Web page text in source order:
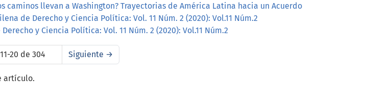
caminos llevan a Washington? Trayectorias de América Latina hacia un Acuerdo
de Derecho y Ciencia Política: Vol. 11 Núm. 2 (2020): Vol.11 Núm.2
y Ciencia Política: Vol. 11 Núm. 2 (2020): Vol.11 Núm.2
11-20 de 304 Siguiente →
artículo.